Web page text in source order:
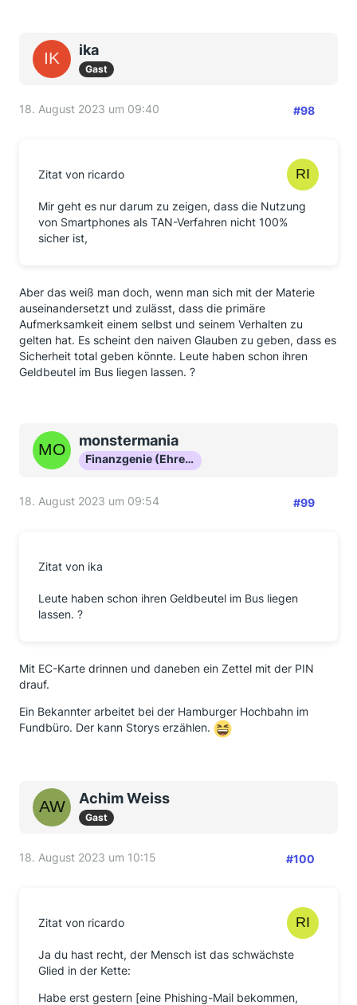
ika
Gast
18. August 2023 um 09:40 #98
Zitat von ricardo
Mir geht es nur darum zu zeigen, dass die Nutzung
von Smartphones als TAN-Verfahren nicht 100%
sicher ist,
Aber das weiß man doch, wenn man sich mit der Materie
auseinandersetzt und zulässt, dass die primäre
Aufmerksamkeit einem selbst und seinem Verhalten zu
gelten hat. Es scheint den naiven Glauben zu geben, dass es
Sicherheit total geben könnte. Leute haben schon ihren
Geldbeutel im Bus liegen lassen. ?
monstermania
Finanzgenie (Ehrenmitglied)
18. August 2023 um 09:54 #99
Zitat von ika
Leute haben schon ihren Geldbeutel im Bus liegen
lassen. ?
Mit EC-Karte drinnen und daneben ein Zettel mit der PIN
drauf.
Ein Bekannter arbeitet bei der Hamburger Hochbahn im
Fundbüro. Der kann Storys erzählen.
Achim Weiss
Gast
18. August 2023 um 10:15 #100
Zitat von ricardo
Ja du hast recht, der Mensch ist das schwächste
Glied in der Kette:
Habe erst gestern [eine Phishing-Mail bekommen,